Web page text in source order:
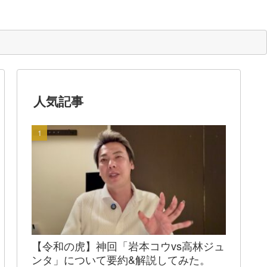
人気記事
【令和の虎】神回「岩本コウvs高林ジュ
ンタ」について要約&解説してみた。